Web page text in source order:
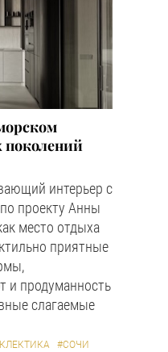
поколений
интерьер с
проекту Анны
место отдыха
приятные
и продуманность
слагаемые
#СОЧИ